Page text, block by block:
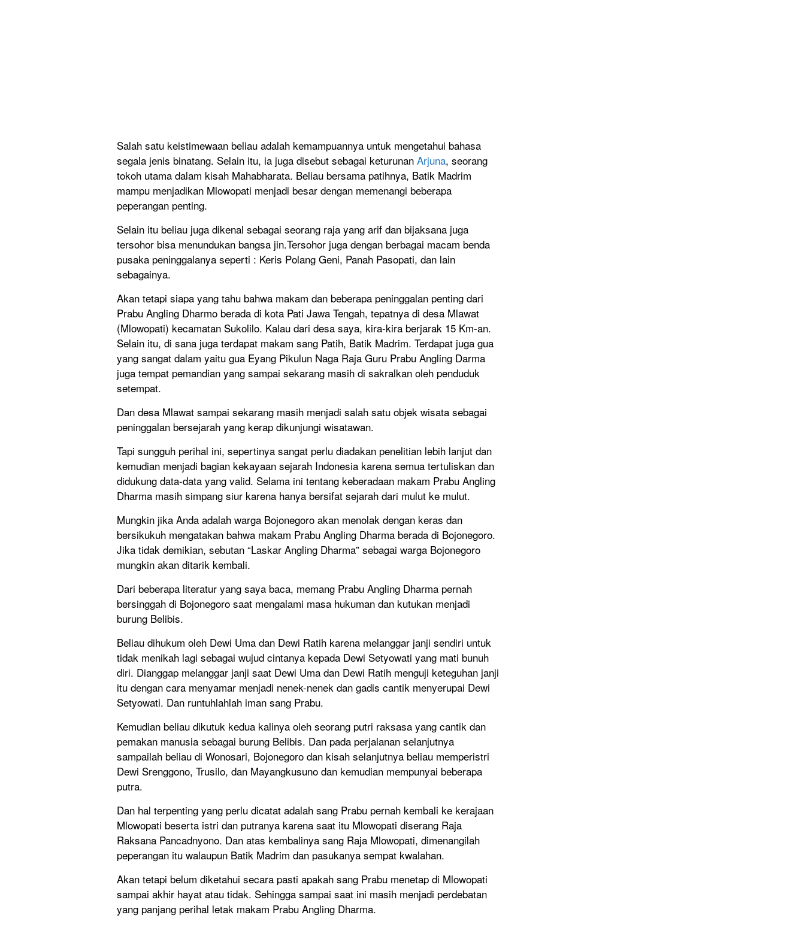
Salah satu keistimewaan beliau adalah kemampuannya untuk mengetahui bahasa
segala jenis binatang. Selain itu, ia juga disebut sebagai keturunan Arjuna, seorang
tokoh utama dalam kisah Mahabharata. Beliau bersama patihnya, Batik Madrim
mampu menjadikan Mlowopati menjadi besar dengan memenangi beberapa
peperangan penting.
Selain itu beliau juga dikenal sebagai seorang raja yang arif dan bijaksana juga
tersohor bisa menundukan bangsa jin.Tersohor juga dengan berbagai macam benda
pusaka peninggalanya seperti : Keris Polang Geni, Panah Pasopati, dan lain
sebagainya.
Akan tetapi siapa yang tahu bahwa makam dan beberapa peninggalan penting dari
Prabu Angling Dharmo berada di kota Pati Jawa Tengah, tepatnya di desa Mlawat
(Mlowopati) kecamatan Sukolilo. Kalau dari desa saya, kira-kira berjarak 15 Km-an.
Selain itu, di sana juga terdapat makam sang Patih, Batik Madrim. Terdapat juga gua
yang sangat dalam yaitu gua Eyang Pikulun Naga Raja Guru Prabu Angling Darma
juga tempat pemandian yang sampai sekarang masih di sakralkan oleh penduduk
setempat.
Dan desa Mlawat sampai sekarang masih menjadi salah satu objek wisata sebagai
peninggalan bersejarah yang kerap dikunjungi wisatawan.
Tapi sungguh perihal ini, sepertinya sangat perlu diadakan penelitian lebih lanjut dan
kemudian menjadi bagian kekayaan sejarah Indonesia karena semua tertuliskan dan
didukung data-data yang valid. Selama ini tentang keberadaan makam Prabu Angling
Dharma masih simpang siur karena hanya bersifat sejarah dari mulut ke mulut.
Mungkin jika Anda adalah warga Bojonegoro akan menolak dengan keras dan
bersikukuh mengatakan bahwa makam Prabu Angling Dharma berada di Bojonegoro.
Jika tidak demikian, sebutan “Laskar Angling Dharma” sebagai warga Bojonegoro
mungkin akan ditarik kembali.
Dari beberapa literatur yang saya baca, memang Prabu Angling Dharma pernah
bersinggah di Bojonegoro saat mengalami masa hukuman dan kutukan menjadi
burung Belibis.
Beliau dihukum oleh Dewi Uma dan Dewi Ratih karena melanggar janji sendiri untuk
tidak menikah lagi sebagai wujud cintanya kepada Dewi Setyowati yang mati bunuh
diri. Dianggap melanggar janji saat Dewi Uma dan Dewi Ratih menguji keteguhan janji
itu dengan cara menyamar menjadi nenek-nenek dan gadis cantik menyerupai Dewi
Setyowati. Dan runtuhlahlah iman sang Prabu.
Kemudian beliau dikutuk kedua kalinya oleh seorang putri raksasa yang cantik dan
pemakan manusia sebagai burung Belibis. Dan pada perjalanan selanjutnya
sampailah beliau di Wonosari, Bojonegoro dan kisah selanjutnya beliau memperistri
Dewi Srenggono, Trusilo, dan Mayangkusuno dan kemudian mempunyai beberapa
putra.
Dan hal terpenting yang perlu dicatat adalah sang Prabu pernah kembali ke kerajaan
Mlowopati beserta istri dan putranya karena saat itu Mlowopati diserang Raja
Raksana Pancadnyono. Dan atas kembalinya sang Raja Mlowopati, dimenangilah
peperangan itu walaupun Batik Madrim dan pasukanya sempat kwalahan.
Akan tetapi belum diketahui secara pasti apakah sang Prabu menetap di Mlowopati
sampai akhir hayat atau tidak. Sehingga sampai saat ini masih menjadi perdebatan
yang panjang perihal letak makam Prabu Angling Dharma.